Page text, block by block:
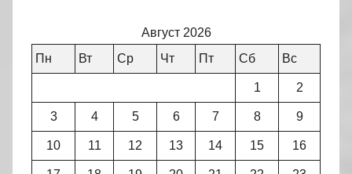
Август 2026
Пн
Вт Ср Чт Пт Сб Вс
1 2
3 4 5 6 7 8 9
10 11 12 13 14 15 16